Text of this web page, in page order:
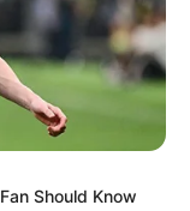
Should Know